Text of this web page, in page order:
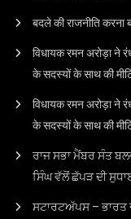
बदले की राजनीति
विधायक रमन अरोड़ा ने
के सदस्यों के साथ की
विधायक रमन अरोड़ा ने
के सदस्यों के साथ की
ਰਾਜ ਸਭਾ ਮੈਂਬਰ ਸੰਤ
ਸਿੰਘ ਵੱਲੋਂ ਛੱਪੜ ਦੀ
ਸਟਾਰਟਅੱਪਸ – ਭਾਰਤ